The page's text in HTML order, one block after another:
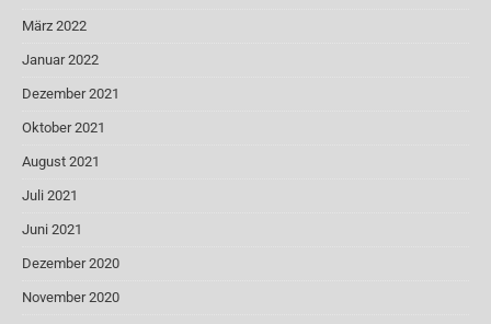
März 2022
Januar 2022
Dezember 2021
Oktober 2021
August 2021
Juli 2021
Juni 2021
Dezember 2020
November 2020